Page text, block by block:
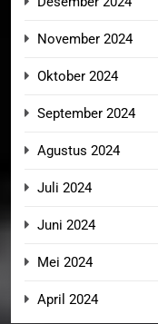
November 2024
Oktober 2024
September 2024
Agustus 2024
Juli 2024
Juni 2024
Mei 2024
April 2024